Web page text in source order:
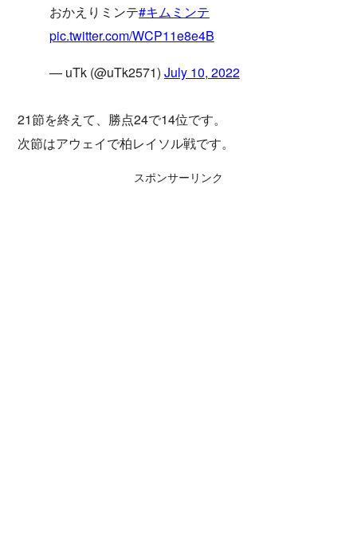
おかえりミンテ#キムミンテ
pic.twitter.com/WCP11e8e4B
— uTk (@uTk2571) July 10, 2022
21節を終えて、勝点24で14位です。
次節はアウェイで柏レイソル戦です。
スポンサーリンク